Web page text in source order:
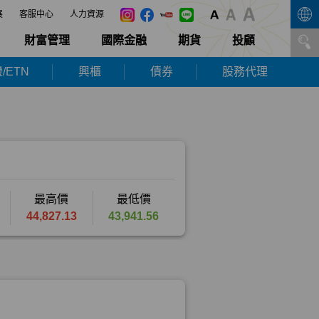
客服中心 人力資源
財富管理 國際金融 期貨 投顧
ETN 興櫃 債券 股務代理